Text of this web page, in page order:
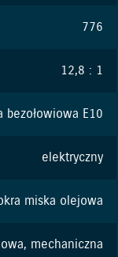
776
12,8 : 1
E10
elektryczny
miska olejowa
mechaniczna